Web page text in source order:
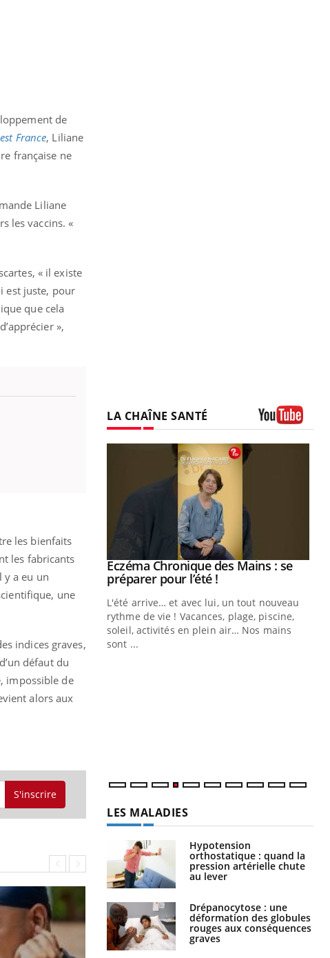
de
France, Liliane
française ne
Liliane
les vaccins. «
« il existe
est juste, pour
que cela
»,
les bienfaits
les fabricants
y a eu un
une
indices graves,
défaut du
impossible de
alors aux
S'inscrire
LA CHAÎNE SANTÉ
: et si on
le diabète de type 2
Youtube
Eczéma Chronique des Mains : se
préparer pour l’été !Youtube
L'été arrive… et avec lui, un tout nouveau
rythme de vie ! Vacances, plage, piscine,
soleil, activités en plein air… Nos mains
sont ...
LES MALADIES
Hypotension
orthostatique : quand la
pression artérielle chute
au lever
Drépanocytose : une
déformation des globules
rouges aux conséquences
graves